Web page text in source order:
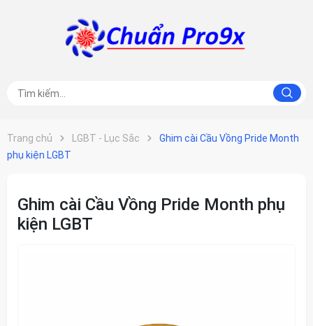
Trang chủ LGBT - Lục Sắc
Ghim cài Cầu Vồng Pride Month
phụ kiện LGBT
Ghim cài Cầu Vồng Pride Month phụ
kiện LGBT